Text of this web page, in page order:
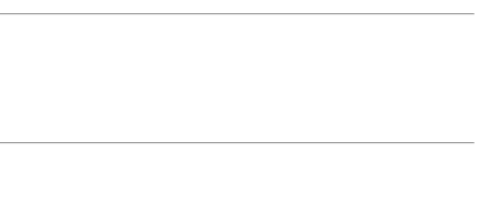
Vipps, Klarna och Google Pay.
debiteras kortet/fakturan.